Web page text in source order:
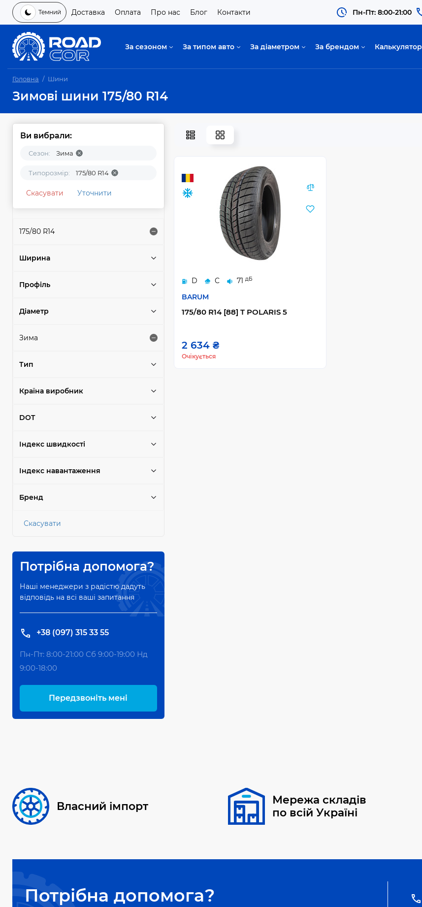
Темний Доставка Оплата Про нас Блог Контакти Пн-Пт: 8:00-21:00
За сезоном За типом авто За діаметром За брендом Калькулятор
Головна Шини
Зимові шини 175/80 R14
Ви вибрали:
Сезон: Зима
Типорозмір: 175/80 R14
Скасувати Уточнити
175/80 R14
Ширина
Профіль
Діаметр
Зима
Тип
Країна виробник
DOT
Індекс швидкості
Індекс навантаження
Бренд
Скасувати
Потрібна допомога?
Наші менеджери з радістю дадуть
відповідь на всі ваші запитання
+38 (097) 315 33 55
Пн-Пт: 8:00-21:00 Сб 9:00-19:00 Нд
9:00-18:00
Передзвоніть мені
D C 71 дБ
BARUM
175/80 R14 [88] T POLARIS 5
2 634 ₴
Очікується
Власний імпорт
Мережа складів
по всій Україні
Потрібна допомога?